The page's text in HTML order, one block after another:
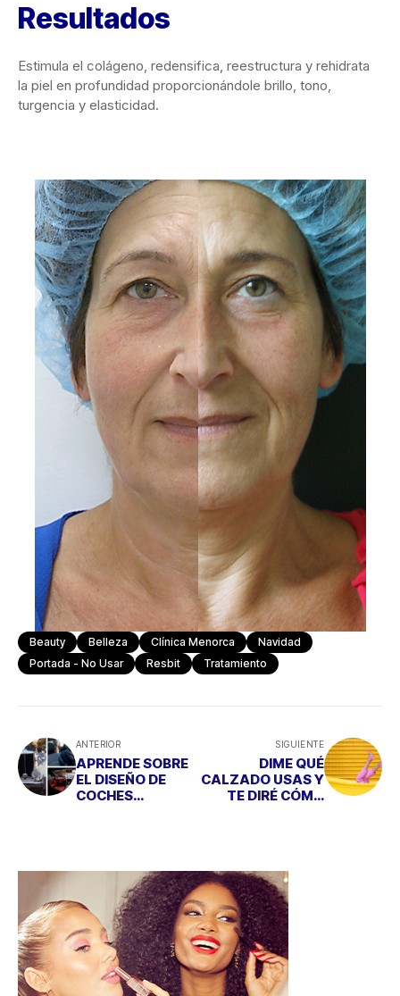
Resultados
Estimula el colágeno, redensifica, reestructura y rehidrata
la piel en profundidad proporcionándole brillo, tono,
turgencia y elasticidad.
Beauty Belleza Clínica Menorca
Navidad
Portada - No Usar
Resbit Tratamiento
ANTERIOR
APRENDE SOBRE
EL DISEÑO DE
COCHES
SIGUIENTE
DIME QUÉ
CALZADO USAS Y
TE DIRÉ CÓMO